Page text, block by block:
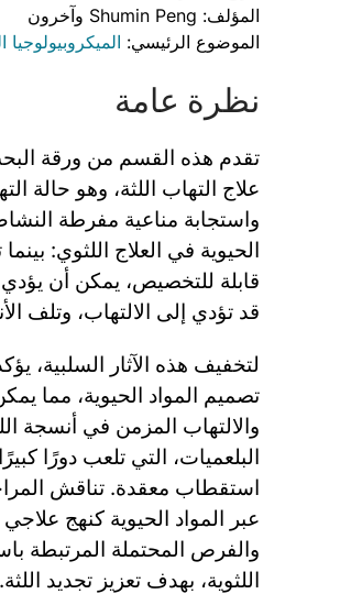
المؤلف: Shumin Peng وآخرون
الموضوع الرئيسي:
نظرة عامة
تقدم هذه القسم من ورقة
علاج التهاب اللثة، وهو حالة
واستجابة مناعية مفرطة
الحيوية في العلاج اللثوي:
قابلة للتخصيص، يمكن أن يؤدي
قد تؤدي إلى الالتهاب، وتلف
لتخفيف هذه الآثار السلبية،
تصميم المواد الحيوية، مما
والالتهاب المزمن في أنسجة
البلعميات، التي تلعب دورًا
استقطاب معقدة. تناقش
عبر المواد الحيوية كنهج
والفرص المحتملة المرتبطة
اللثوية، بهدف تعزيز تجديد اللثة.